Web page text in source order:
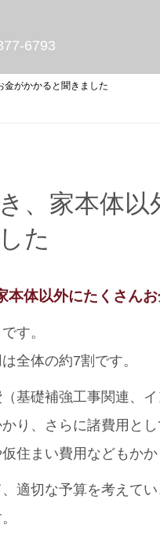
6793
金がかかると聞きました
、家本体
た
本体以外にたくさん
す。
全体の約7割です。
基礎補強工事関連、
り、さらに諸費用と
住まい費用などもかか
適切な予算を考えて